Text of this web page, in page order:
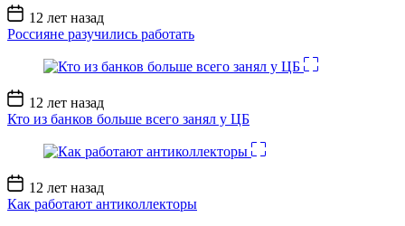
Дата
записи
12 лет назад
Россияне разучились работать
Дата
записи
12 лет назад
Кто из банков больше всего занял у ЦБ
Дата
записи
12 лет назад
Как работают антиколлекторы